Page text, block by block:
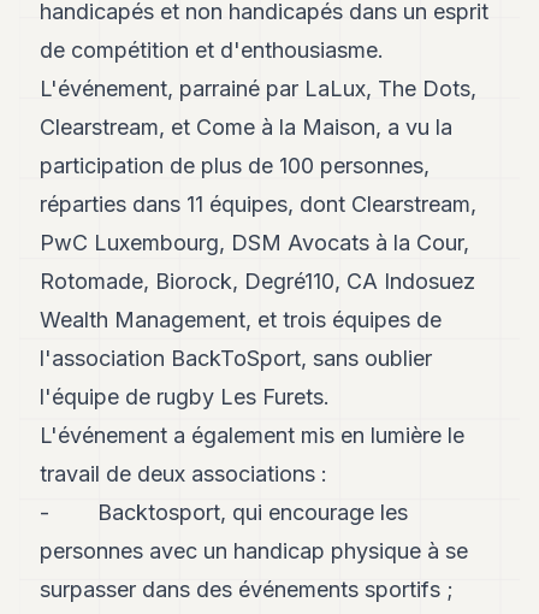
12
Andy
11
Andy
Andy
Andy
8
Andy
7
Andy
Andy
5
Andy
FINANCE
ART
handicapés et non handicapés dans un esprit
de compétition et d'enthousiasme.
L'événement, parrainé par LaLux, The Dots,
Clearstream, et Come à la Maison, a vu la
participation de plus de 100 personnes,
réparties dans 11 équipes, dont Clearstream,
PwC Luxembourg, DSM Avocats à la Cour,
Rotomade, Biorock, Degré110, CA Indosuez
Wealth Management, et trois équipes de
l'association BackToSport, sans oublier
l'équipe de rugby Les Furets.
L'événement a également mis en lumière le
travail de deux associations :
- Backtosport, qui encourage les
personnes avec un handicap physique à se
surpasser dans des événements sportifs ;